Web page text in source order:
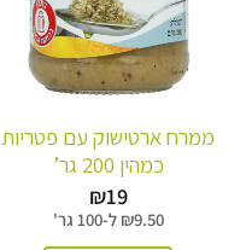
ממרח ארטישוק עם פטריות
כמהין 200 גר’
₪19
₪9.50 ל-100 גר'